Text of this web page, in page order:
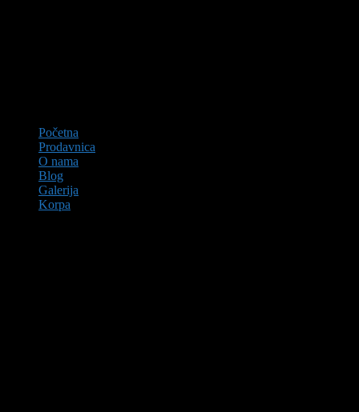
Početna
Prodavnica
O nama
Blog
Galerija
Korpa